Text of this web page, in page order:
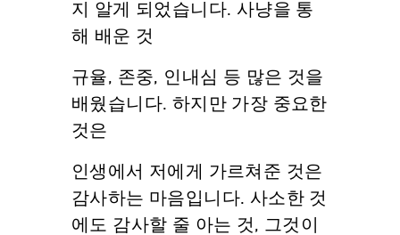
지 알게 되었습니다. 사냥을 통
해 배운 것
규율, 존중, 인내심 등 많은 것을
배웠습니다. 하지만 가장 중요한
것은
인생에서 저에게 가르쳐준 것은
감사하는 마음입니다. 사소한 것
에도 감사할 줄 아는 것, 그것이